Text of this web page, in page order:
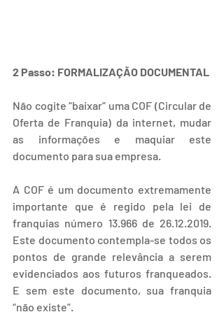
2 Passo: FORMALIZAÇÃO DOCUMENTAL
Não cogite “baixar” uma COF (Circular de
Oferta de Franquia) da internet, mudar
as informações e maquiar este
documento para sua empresa.
A COF é um documento extremamente
importante que é regido pela lei de
franquias número 13.966 de 26.12.2019.
Este documento contempla-se todos os
pontos de grande relevância a serem
evidenciados aos futuros franqueados.
E sem este documento, sua franquia
“não existe”.